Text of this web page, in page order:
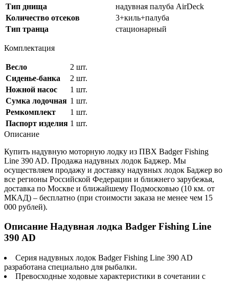
Тип днища
надувная палуба AirDeck
Количество отсеков
3+киль+палуба
Тип транца
стационарный
Комплектация
Весло
2 шт.
Сиденье-банка
2 шт.
Ножной насос
1 шт.
Сумка лодочная 1 шт.
Ремкомплект
1 шт.
Паспорт изделия 1 шт.
Описание
Купить надувную моторную лодку из ПВХ Badger Fishing
Line 390 AD. Продажа надувных лодок Баджер. Мы
осуществляем продажу и доставку надувных лодок Баджер во
все регионы Российской Федерации и ближнего зарубежья,
доставка по Москве и ближайшему Подмосковью (10 км. от
МКАД) – бесплатно (при стоимости заказа не менее чем 15
000 рублей).
Описание Надувная лодка Badger Fishing Line
390 AD
Серия надувных лодок Badger Fishing Line 390 AD
разработана специально для рыбалки.
Превосходные ходовые характеристики в сочетании с